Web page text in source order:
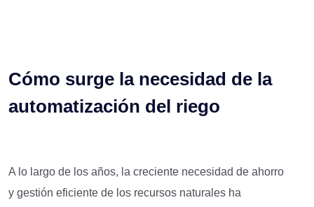
Cómo surge la necesidad de la
automatización del riego
A lo largo de los años, la creciente necesidad de ahorro
y gestión eficiente de los recursos naturales ha